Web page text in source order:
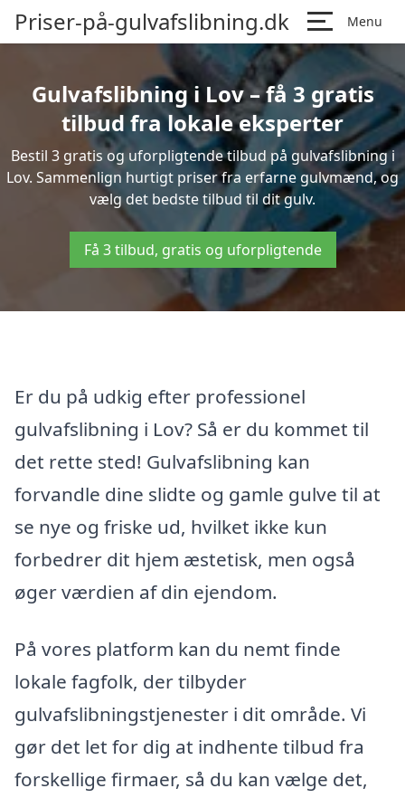
Priser-på-gulvafslibning.dk Menu
Gulvafslibning i Lov – få 3 gratis
tilbud fra lokale eksperter
Bestil 3 gratis og uforpligtende tilbud på gulvafslibning i
Lov. Sammenlign hurtigt priser fra erfarne gulvmænd, og
vælg det bedste tilbud til dit gulv.
Få 3 tilbud, gratis og uforpligtende
Er du på udkig efter professionel
gulvafslibning i Lov? Så er du kommet til
det rette sted! Gulvafslibning kan
forvandle dine slidte og gamle gulve til at
se nye og friske ud, hvilket ikke kun
forbedrer dit hjem æstetisk, men også
øger værdien af din ejendom.
På vores platform kan du nemt finde
lokale fagfolk, der tilbyder
gulvafslibningstjenester i dit område. Vi
gør det let for dig at indhente tilbud fra
forskellige firmaer, så du kan vælge det,